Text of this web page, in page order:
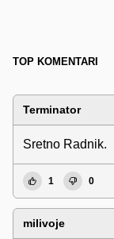
TOP KOMENTARI
Terminator
Sretno Radnik.
1 0
milivoje